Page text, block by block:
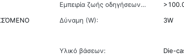
Εμπειρία ζωής οδηγήσεων
(ώρες):
Δύναμη (W): 3W
Υλικό βάσεων:
Die-